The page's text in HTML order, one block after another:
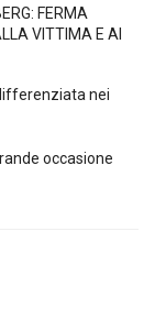
FERMA
VITTIMA E AI
nei
occasione